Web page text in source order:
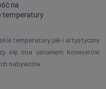
na
temperatury
temperatury jak i artystyczny
się ona uznaniem koneserów
nabywców.